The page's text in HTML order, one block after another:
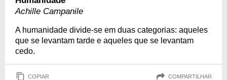
Achille Campanile
A humanidade divide-se em duas categorias: aqueles
que se levantam tarde e aqueles que se levantam
cedo.
COPIAR COMPARTILHAR